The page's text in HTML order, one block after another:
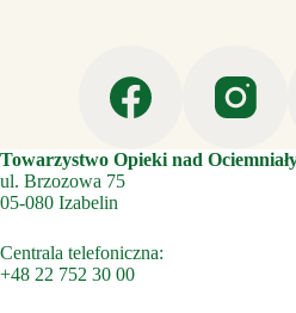
Towarzystwo Opieki nad
ul. Brzozowa 75
05-080 Izabelin
Centrala telefoniczna:
+48 22 752 30 00